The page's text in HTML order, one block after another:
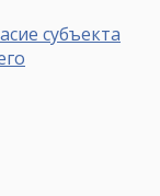
субъекта